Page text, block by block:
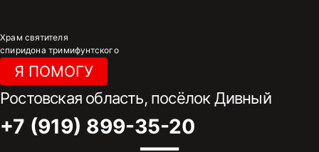
содержимому
Храм святителя
спиридона тримифунтского
Я ПОМОГУ
Ростовская область, посёлок Дивный
+7 (919) 899-35-20